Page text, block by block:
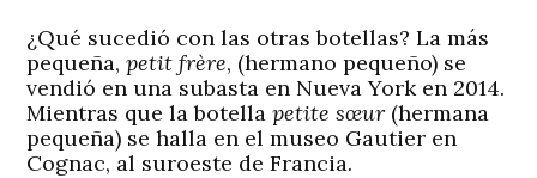
¿Qué sucedió con las otras botellas? La más
pequeña,petit frère, (hermano pequeño) se
vendió en una subasta en Nueva York en 2014.
Mientras que la botellapetitesœur (hermana
pequeña) se halla en el museo Gautier en
Cognac, al suroeste de Francia.